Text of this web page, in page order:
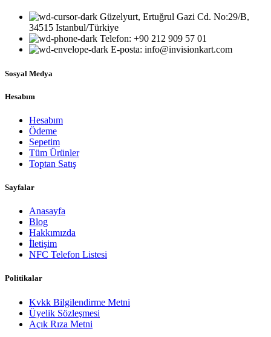
Güzelyurt, Ertuğrul Gazi Cd. No:29/B,
34515 Istanbul/Türkiye
Telefon: +90 212 909 57 01
E-posta: info@invisionkart.com
Sosyal Medya
Hesabım
Hesabım
Ödeme
Sepetim
Tüm Ürünler
Toptan Satış
Sayfalar
Anasayfa
Blog
Hakkımızda
İletişim
NFC Telefon Listesi
Politikalar
Kvkk Bilgilendirme Metni
Üyelik Sözleşmesi
Açık Rıza Metni